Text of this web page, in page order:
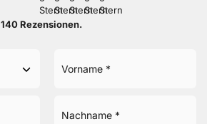
140 Rezensionen.